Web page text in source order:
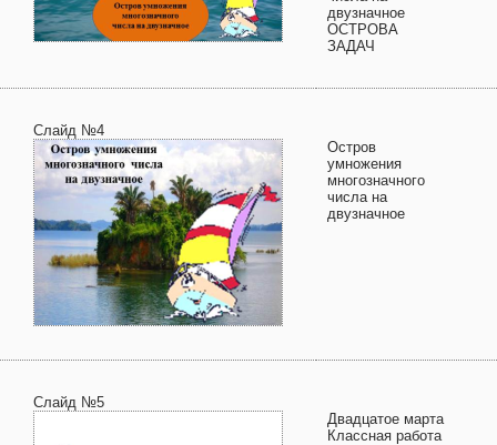
двузначное
ОСТРОВА
ЗАДАЧ
Слайд №4
Остров
умножения
многозначного
числа на
двузначное
Слайд №5
Двадцатое марта
Классная работа